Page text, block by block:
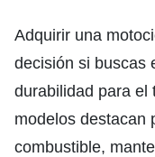
Adquirir una
decisión si buscas
durabilidad para el
modelos destacan
combustible,